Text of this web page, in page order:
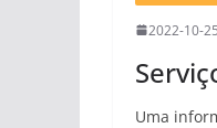
2022-10-25
Uma